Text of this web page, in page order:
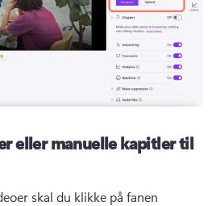
eller manuelle kapitler til
skal du klikke på fanen